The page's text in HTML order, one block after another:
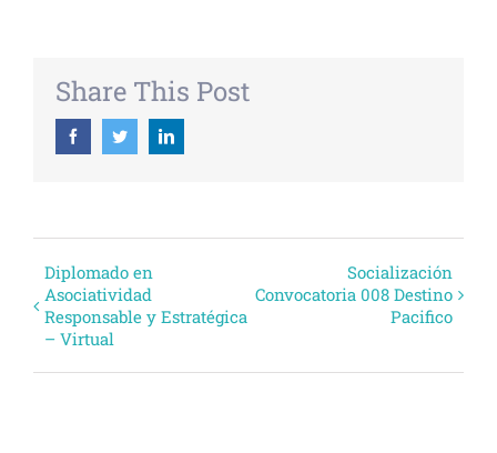
Share This Post
FacebookTwitterLinkedin
Evento
Navegación
Diplomado en
Asociatividad
Responsable y Estratégica
– Virtual
Socialización
Convocatoria 008 Destino
Pacifico